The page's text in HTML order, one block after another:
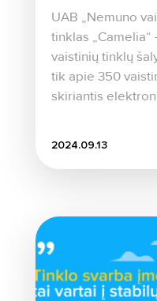
UAB „Nemuno
tinklas
vaistinių tinklų
tik apie 350
skiriantis
2024.09.13